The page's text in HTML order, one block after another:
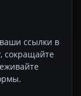
ссылки в
сокращайте